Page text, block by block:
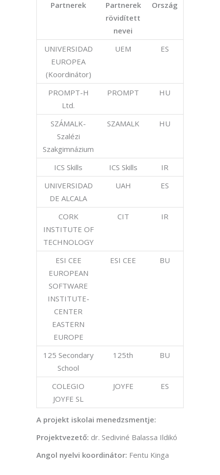
Partnerek
Partnerek
rövidített
nevei
Ország
UNIVERSIDAD
EUROPEA
(Koordinátor)
UEM ES
PROMPT-H
Ltd.
PROMPT HU
SZÁMALK-
Szalézi
Szakgimnázium
SZAMALK HU
ICS Skills ICS Skills
IR
UNIVERSIDAD
DE ALCALA
UAH ES
CORK
INSTITUTE OF
TECHNOLOGY
CIT IR
ESI CEE
EUROPEAN
SOFTWARE
INSTITUTE-
CENTER
EASTERN
EUROPE
ESI CEE BU
125 Secondary
School
125th BU
COLEGIO
JOYFE SL
JOYFE ES
A projekt iskolai menedzsmentje:
Projektvezető: dr. Sediviné Balassa Ildikó
Angol nyelvi koordinátor: Fentu Kinga